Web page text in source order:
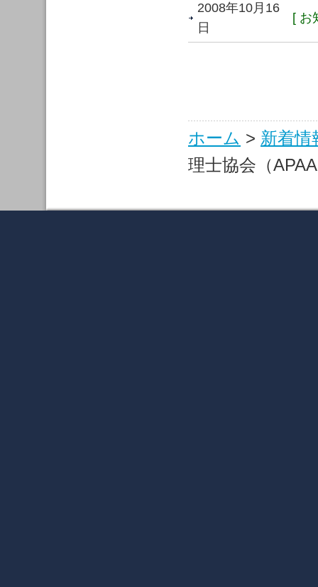
2008年10月16
日
[ お
ホーム > 新着情
理士協会（